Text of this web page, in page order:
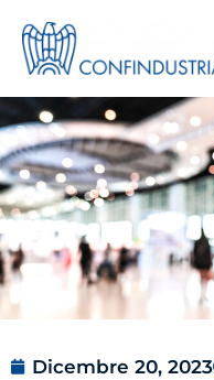
Dicembre 20, 2023